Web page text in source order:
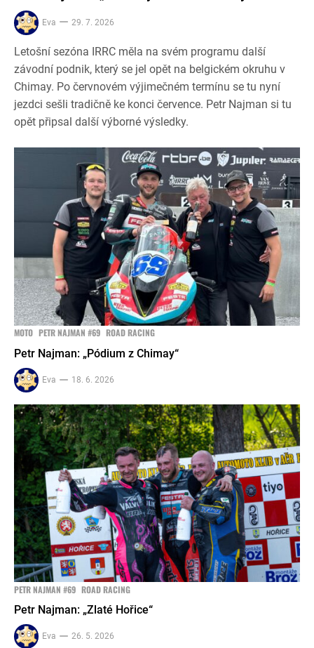
Eva 29. 7. 2026
Letošní sezóna IRRC měla na svém programu další
závodní podnik, který se jel opět na belgickém okruhu v
Chimay. Po červnovém výjimečném termínu se tu nyní
jezdci sešli tradičně ke konci července. Petr Najman si tu
opět připsal další výborné výsledky.
MOTO PETR NAJMAN #69 ROAD RACING
Petr Najman: „Pódium z Chimay“
Eva 18. 6. 2026
PETR NAJMAN #69 ROAD RACING
Petr Najman: „Zlaté Hořice“
Eva 26. 5. 2026